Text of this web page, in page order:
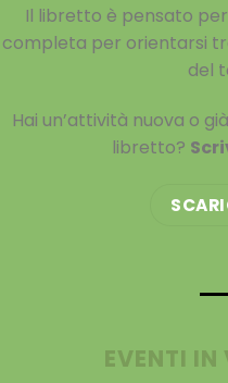
Il libretto è pensato
completa per orientarsi
del
Hai un’attività nuova o
libretto?
EVENTI IN